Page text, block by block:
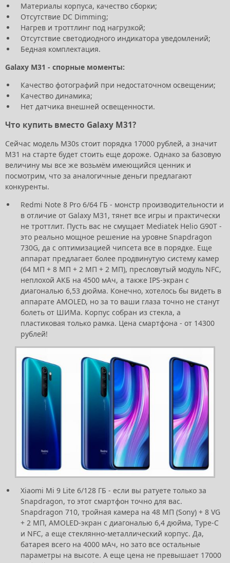
Материалы корпуса, качество сборки;
Отсутствие DC Dimming;
Нагрев и троттлинг под нагрузкой;
Отсутствие светодиодного индикатора уведомлений;
Бедная комплектация.
Galaxy M31 - спорные моменты:
Качество фотографий при недостаточном освещении;
Качество динамика;
Нет датчика внешней освещенности.
Что купить вместо Galaxy M31?
Сейчас модель M30s стоит порядка 17000 рублей, а значит
M31 на старте будет стоить еще дороже. Однако за базовую
величину мы все же возьмём имеющийся ценник и
посмотрим, что за аналогичные деньги предлагают
конкуренты.
Redmi Note 8 Pro 6/64 ГБ - монстр производительности и
в отличие от Galaxy M31, тянет все игры и практически
не троттлит. Пусть вас не смущает Mediatek Helio G90T -
это реально мощное решение на уровне Snapdragon
730G, да с оптимизацией чипсета все в порядке. Еще
аппарат предлагает более продвинутую систему камер
(64 МП + 8 МП + 2 МП + 2 МП), пресловутый модуль NFC,
неплохой АКБ на 4500 мАч, а также IPS-экран с
диагональю 6,53 дюйма. Конечно, хотелось бы видеть в
аппарате AMOLED, но за то ваши глаза точно не станут
болеть от ШИМа. Корпус собран из стекла, а
пластиковая только рамка. Цена смартфона - от 14300
рублей!
Xiaomi Mi 9 Lite 6/128 ГБ - если вы ратуете только за
Snapdragon, то этот смартфон точно для вас.
Snapdragon 710, тройная камера на 48 МП (Sony) + 8 VG
+ 2 МП, AMOLED-экран с диагональю 6,4 дюйма, Type-C
и NFC, а еще стеклянно-металлический корпус. Да,
батарея всего на 4000 мАч, но зато все остальные
параметры на высоте. А еще цена не превышает 17000